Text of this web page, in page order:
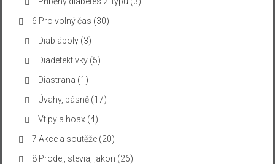
6 Pro volný čas (30)
Diabláboly(3)
Diadetektivky(5)
Diastrana (1)
Úvahy, básně(17)
Vtipy a hoax (4)
7 Akce a soutěže(20)
8 Prodej, stevia, jakon (26)